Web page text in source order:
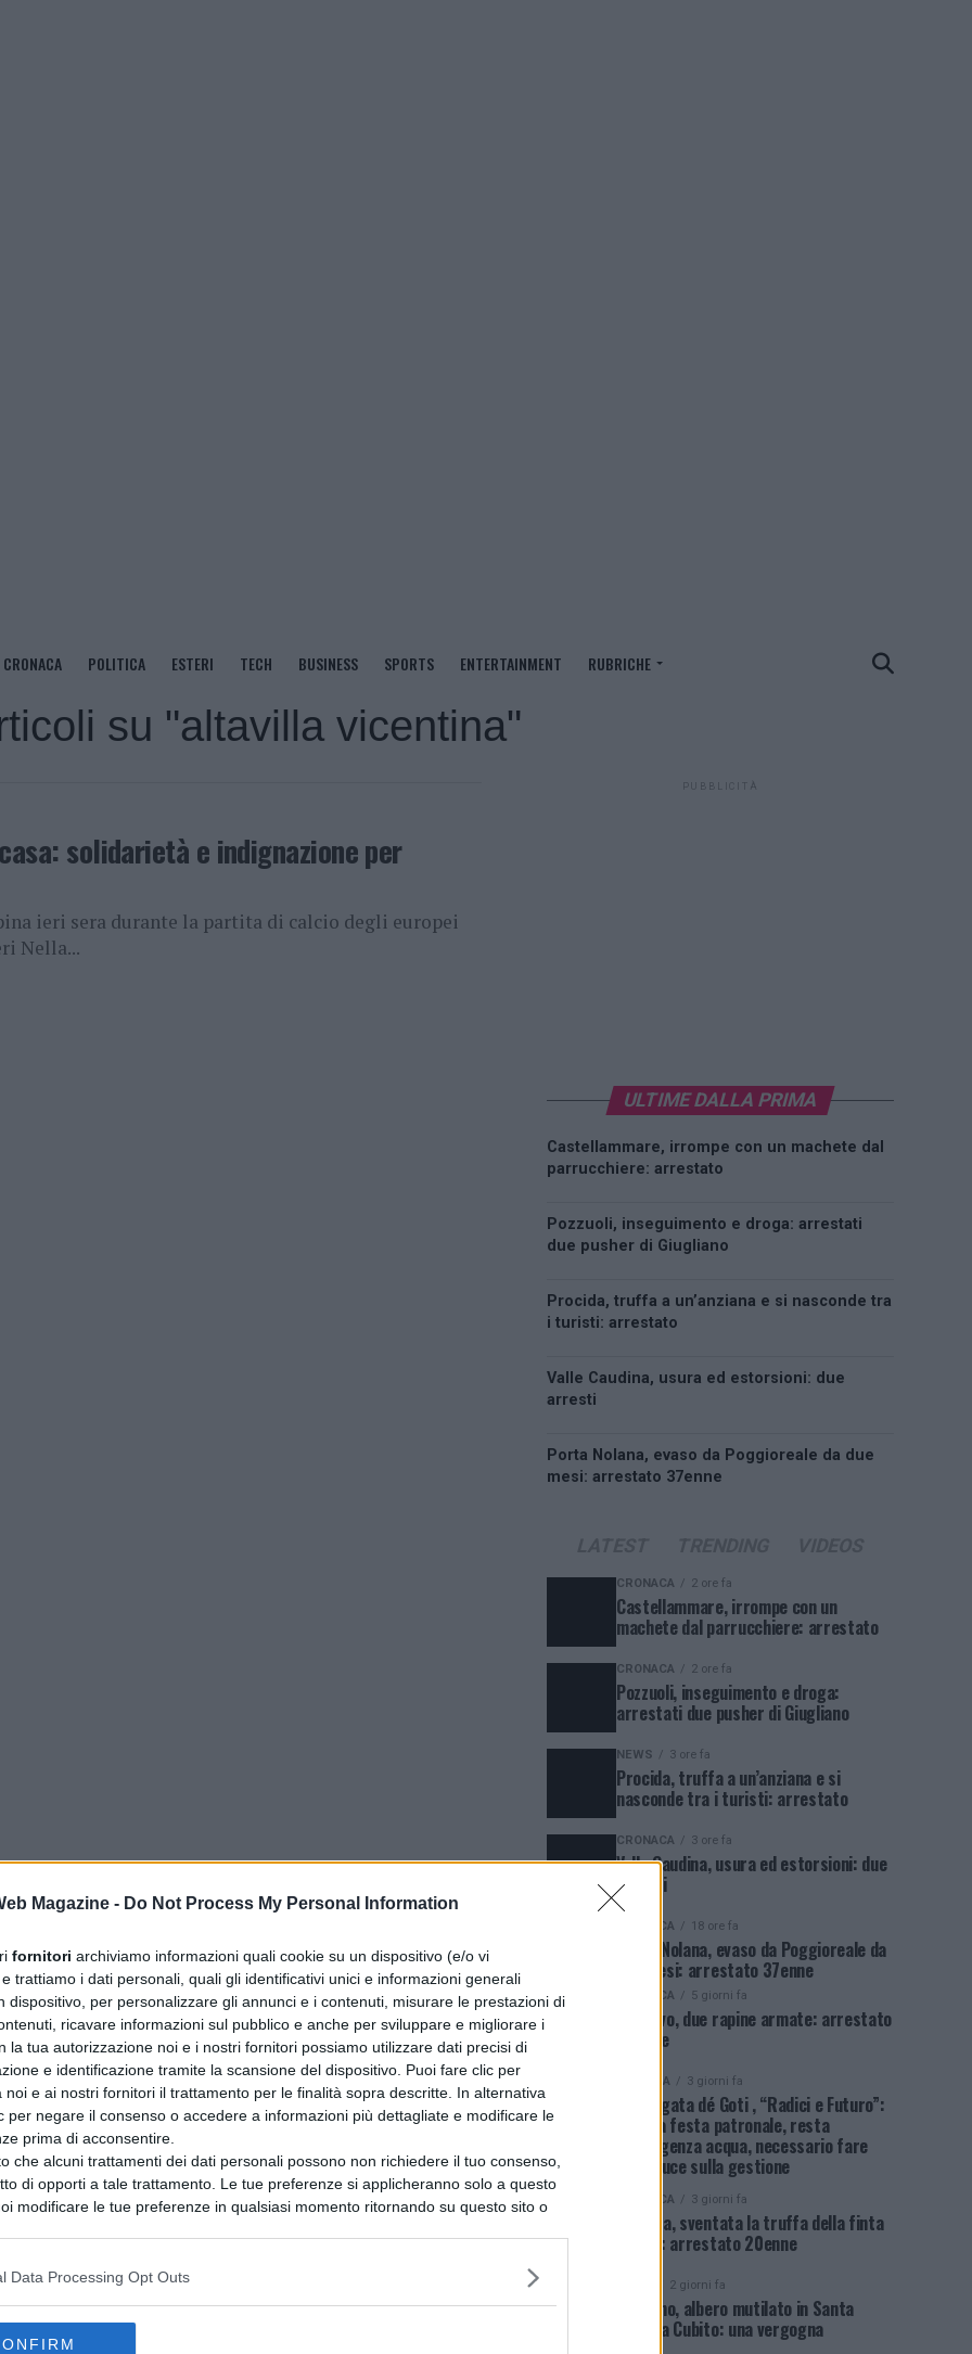
Magazine - Do Not Process My Personal Information
fornitori archiviamo informazioni quali cookie su un dispositivo (e/o vi
trattiamo i dati personali, quali gli identificativi unici e informazioni generali
dispositivo, per personalizzare gli annunci e i contenuti, misurare le prestazioni di
ricavare informazioni sul pubblico e anche per sviluppare e migliorare i
la tua autorizzazione noi e i nostri fornitori possiamo utilizzare dati precisi di
e identificazione tramite la scansione del dispositivo. Puoi fare clic per
noi e ai nostri fornitori il trattamento per le finalità sopra descritte. In alternativa
per negare il consenso o accedere a informazioni più dettagliate e modificare le
prima di acconsentire.
che alcuni trattamenti dei dati personali possono non richiedere il tuo consenso,
di opporti a tale trattamento. Le tue preferenze si applicheranno solo a questo
modificare le tue preferenze in qualsiasi momento ritornando su questo sito o
Data Processing Opt Outs
CRONACA POLITICA ESTERI TECH BUSINESS SPORTS ENTERTAINMENT RUBRICHE
su "altavilla vicentina"
solidarietà e indignazione per
ieri sera durante la partita di calcio degli europei
Nella...
PUBBLICITÀ
ULTIME DALLA PRIMA
Castellammare, irrompe con un machete dal
parrucchiere: arrestato
Pozzuoli, inseguimento e droga: arrestati
due pusher di Giugliano
Procida, truffa a un’anziana e si nasconde tra
i turisti: arrestato
Valle Caudina, usura ed estorsioni: due
arresti
Porta Nolana, evaso da Poggioreale da due
mesi: arrestato 37enne
CRONACA 2 ore fa
Castellammare, irrompe con un
machete dal parrucchiere: arrestato
CRONACA 2 ore fa
Pozzuoli, inseguimento e droga:
arrestati due pusher di Giugliano
NEWS 3 ore fa
Procida, truffa a un’anziana e si
nasconde tra i turisti: arrestato
CRONACA 3 ore fa
Valle Caudina, usura ed estorsioni: due
arresti
CRONACA 18 ore fa
Porta Nolana, evaso da Poggioreale da
due mesi: arrestato 37enne
CRONACA 5 giorni fa
Soccavo, due rapine armate: arrestato
46enne
POLITICA 3 giorni fa
Sant’Agata dé Goti , “Radici e Futuro”:
dopo la festa patronale, resta
l’emergenza acqua, necessario fare
piena luce sulla gestione
CRONACA 3 giorni fa
Agerola, sventata la truffa della finta
rapina: arrestato 20enne
2 giorni fa
Qualiano, albero mutilato in Santa
Maria a Cubito: una vergogna